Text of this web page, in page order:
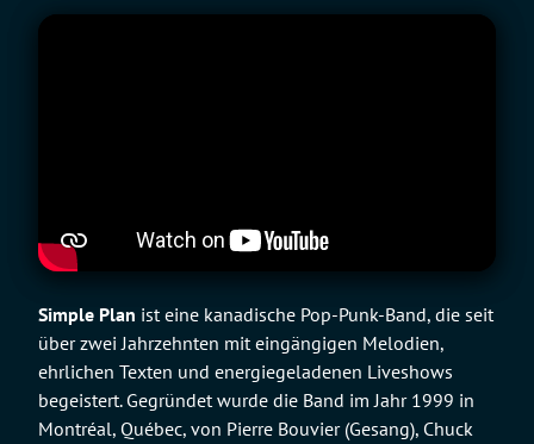
Simple Plan ist eine kanadische Pop-Punk-Band, die seit
über zwei Jahrzehnten mit eingängigen Melodien,
ehrlichen Texten und energiegeladenen Liveshows
begeistert. Gegründet wurde die Band im Jahr 1999 in
Montréal, Québec, von Pierre Bouvier (Gesang), Chuck